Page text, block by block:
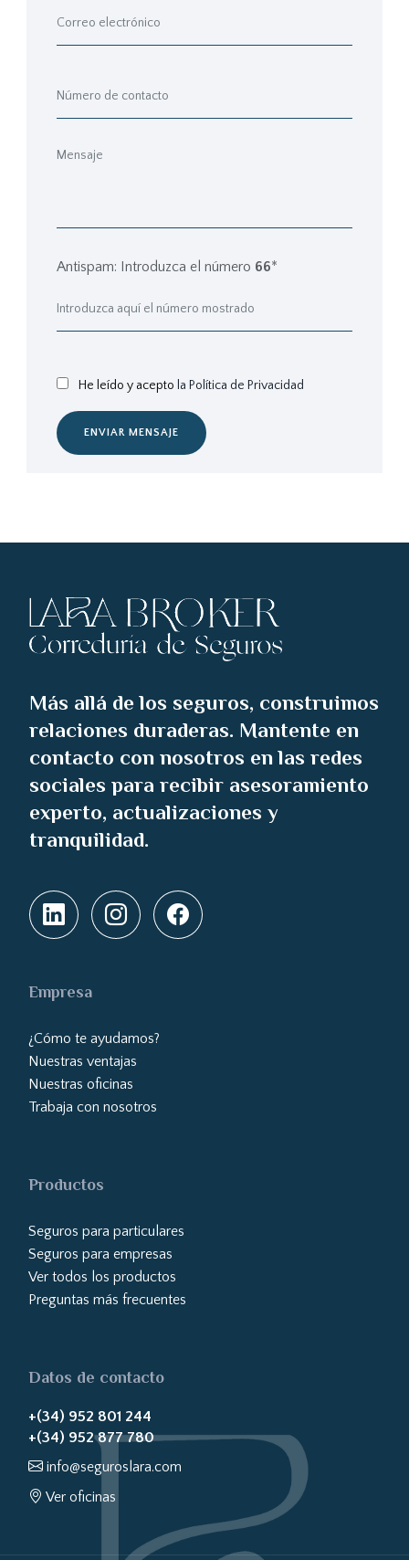
Antispam: Introduzca el número 66*
He leído y acepto la Política de Privacidad
ENVIAR MENSAJE
Más allá de los seguros, construimos
relaciones duraderas. Mantente en
contacto con nosotros en las redes
sociales para recibir asesoramiento
experto, actualizaciones y
tranquilidad.
Empresa
¿Cómo te ayudamos?
Nuestras ventajas
Nuestras oficinas
Trabaja con nosotros
Productos
Seguros para particulares
Seguros para empresas
Ver todos los productos
Preguntas más frecuentes
Datos de contacto
+(34) 952 801 244
+(34) 952 877 780
info@seguroslara.com
Ver oficinas